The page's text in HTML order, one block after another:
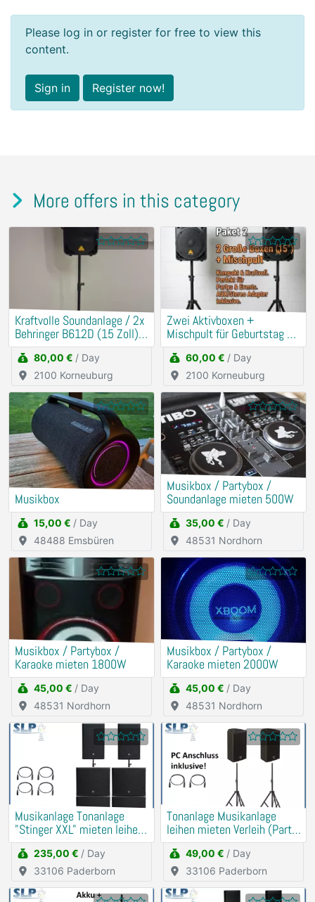
Please log in or register for free to view this
content.
Sign in Register now!
More offers in this category
Kraftvolle Soundanlage / 2x
Behringer B612D (15 Zoll) +
Mischpult
80,00 € / Day
2100 Korneuburg
​Zwei Aktivboxen +
Mischpult für Geburtstag &
Hochzeit
60,00 € / Day
2100 Korneuburg
Musikbox
15,00 € / Day
48488 Emsbüren
Musikbox / Partybox /
Soundanlage mieten 500W
35,00 € / Day
48531 Nordhorn
Musikbox / Partybox /
Karaoke mieten 1800W
45,00 € / Day
48531 Nordhorn
Musikbox / Partybox /
Karaoke mieten 2000W
45,00 € / Day
48531 Nordhorn
Musikanlage Tonanlage
"Stinger XXL" mieten leihen
Verleih PA, DJ
235,00 € / Day
33106 Paderborn
Tonanlage Musikanlage
leihen mieten Verleih (Party,
Hochzeit, Geburtstag)
49,00 € / Day
33106 Paderborn